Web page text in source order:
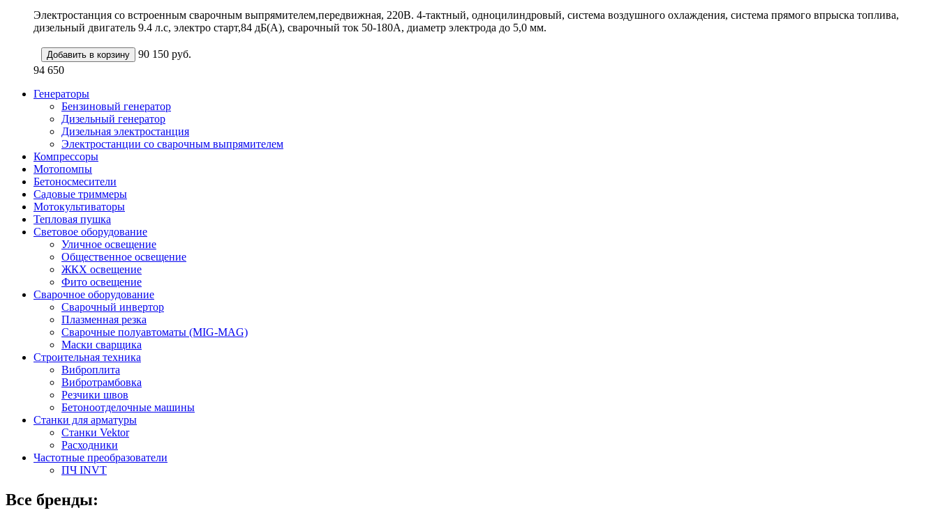
Электростанция со встроенным сварочным выпрямителем,передвижная, 220В. 4-тактный, одноцилиндровый, система воздушного охлаждения, система прямого впрыска топлива,
дизельный двигатель 9.4 л.с, электро старт,84 дБ(А), сварочный ток 50-180А, диаметр электрода до 5,0 мм.
90 150 руб.
94 650
Генераторы
Бензиновый генератор
Дизельный генератор
Дизельная электростанция
Электростанции со сварочным выпрямителем
Компрессоры
Мотопомпы
Бетоносмесители
Садовые триммеры
Мотокультиваторы
Тепловая пушка
Световое оборудование
Уличное освещение
Общественное освещение
ЖКХ освещение
Фито освещение
Сварочное оборудование
Сварочный инвертор
Плазменная резка
Сварочные полуавтоматы (MIG-MAG)
Маски сварщика
Строительная техника
Виброплита
Вибротрамбовка
Резчики швов
Бетоноотделочные машины
Станки для арматуры
Станки Vektor
Расходники
Частотные преобразователи
ПЧ INVT
Все бренды: